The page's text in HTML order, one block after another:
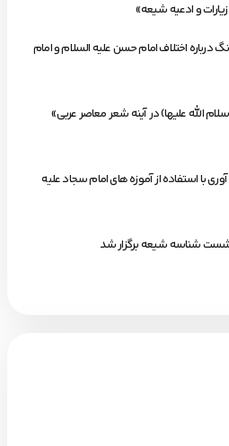
و ادعیه شیعه»
درباره اختلاف امام حسن علیه السلام و امام
الله علیها) در آینه شعر معاصر عربی»
با استفاده از آموزه های امام سجاد علیه
شناسه شیعه برگزار شد